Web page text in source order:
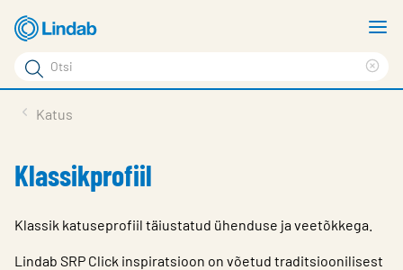
Mine
põhisisu
juurde
Otsi
Otsi
Meist
Logi sisse
Katus
Klassikprofiil
Klassik katuseprofiil täiustatud ühenduse ja veetõkkega.
Lindab SRP Click inspiratsioon on võetud traditsioonilisest